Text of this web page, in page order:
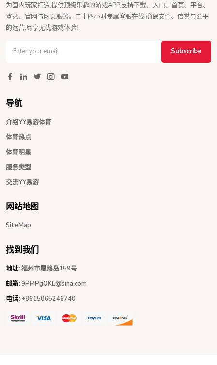
为国内玩家打造,提供顶级乐趣的游戏APP,支持下载、入口、首页、平台、
登录、官网与网页服务。二十四小时专属客服在线,确保安全、信誉与公平
的运营,尽享无忧游戏体验！
Subscribe
导航
介绍YY易游体育
体育热点
体育明星
服务类型
交流YY易游
网站地图
SiteMap
找到我们
地址:福州市厦路岛159号
邮箱:9PMPgOKE@sina.com
电话: +8615065246740